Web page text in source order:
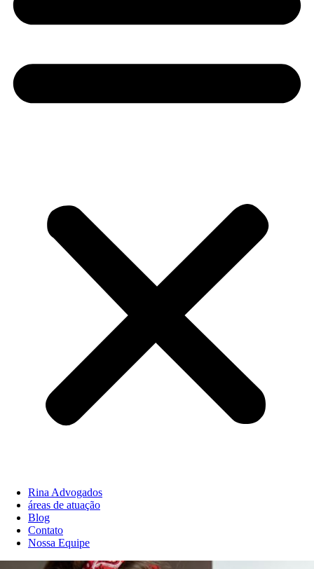
Rina Advogados
áreas de atuação
Blog
Contato
Nossa Equipe